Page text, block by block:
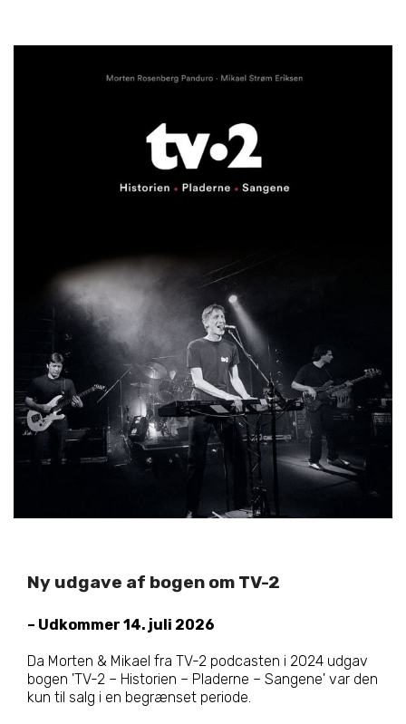
Ny udgave af bogen om TV-2
– Udkommer 14. juli 2026
Da Morten & Mikael fra TV-2 podcasten i 2024 udgav
bogen 'TV-2 – Historien – Pladerne – Sangene' var den
kun til salg i en begrænset periode.